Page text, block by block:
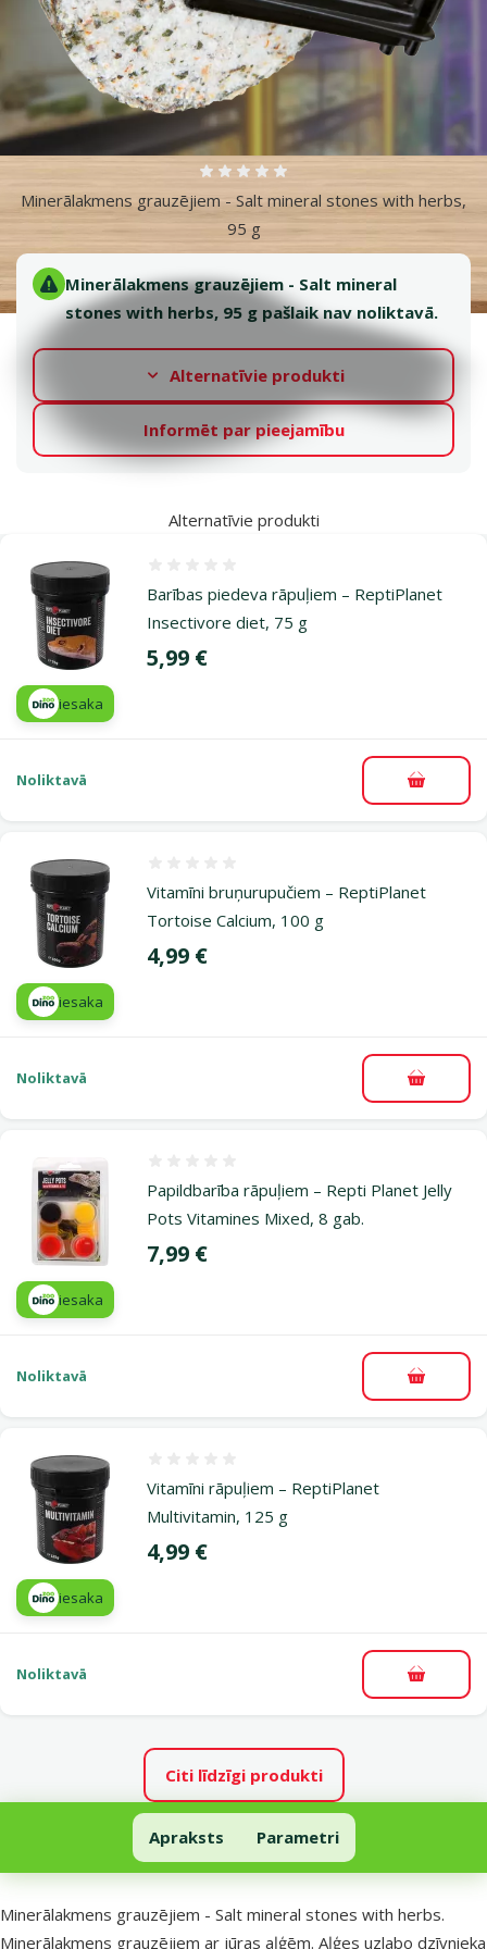
Minerālakmens grauzējiem - Salt mineral stones with herbs,
95 g
Atsauksmes 0%
Minerālakmens grauzējiem - Salt mineral
stones with herbs, 95 g pašlaik nav noliktavā.
Alternatīvie produkti
Informēt par pieejamību
Alternatīvie produkti
Bar­ības piedeva rāpuļiem – ReptiPlanet
Insectivore diet, 75 g
Cena
5,99 €
iesaka
Noliktavā
Vitamīni bruņurupučiem – ReptiPlanet
Tortoise Calcium, 100 g
Cena
4,99 €
iesaka
Noliktavā
Papildbarība rāpuļiem – Repti Planet Jelly
Pots Vitamines Mixed, 8 gab.
Cena
7,99 €
iesaka
Noliktavā
Vitamīni rāpuļiem – ReptiPlanet
Multivitamin, 125 g
Cena
4,99 €
iesaka
Noliktavā
Citi līdzīgi produkti
Minerālakmens grauzējiem - Salt mineral stones with herbs, 95 g
Apraksts Parametri
Uz lapas sākumu
superzoo.product.detail.content
Minerālakmens grauzējiem - Salt mineral stones with herbs.
Minerālakmens grauzējiem ar jūras aļģēm. Aļģes uzlabo dzīvnieka